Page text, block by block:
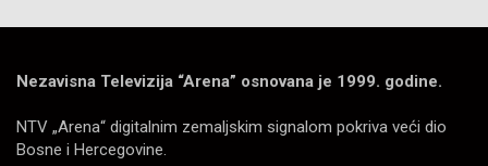
Nezavisna Televizija “Arena” osnovana je 1999. godine.
NTV „Arena“ digitalnim zemaljskim signalom pokriva veći dio
Bosne i Hercegovine.